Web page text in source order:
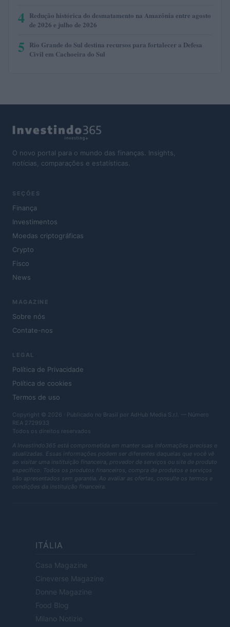
4 Redução histórica do desmatamento na Amazônia entre agosto
de 2026 e julho de 2026
5 Rio Grande do Sul destina recursos para fortalecer a Defesa
Civil em Cachoeira do Sul
O novo portal para o mundo das finanças. Insights,
notícias, comparações e estatísticas.
SEÇÕES
Finança
Investimentos
Moedas criptográficas
Crypto
Fisco
News
MAGAZINE
Sobre nós
Contate-nos
LEGAL
Política de Privacidade
Política de cookies
Termos de uso
Copyright © 2026 · Publicado no Brasil por AdHub Media S.r.l. — Número
REA 2729933
Todos os direitos reservados
A Investindo365 está comprometida em manter suas informações precisas e
atualizadas. Essas informações podem ser diferentes daquelas que você vê
ao visitar uma instituição financeira, provedor de serviços ou site de produto
específico. Todos os produtos financeiros, compra de produtos e serviços
são apresentados sem garantia. Ao avaliar as ofertas, consulte os termos e
condições da instituição financeira.
ITÁLIA
Casa Magazine
Cineverse Magazine
Donne Magazine
Food Blog
Milano Notizie